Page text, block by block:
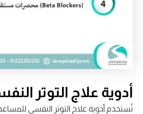
أدوية علاج التوتر
تُستخدم أدوية علاج التوتر النفسي